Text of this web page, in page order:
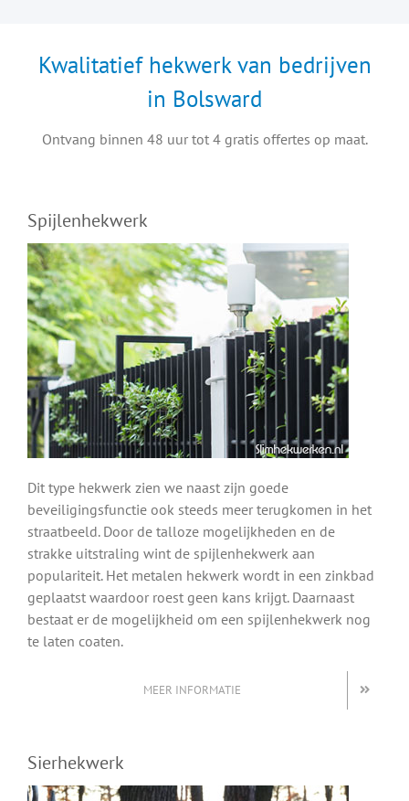
Kwalitatief hekwerk van bedrijven
in Bolsward
Ontvang binnen 48 uur tot 4 gratis offertes op maat.
Spijlenhekwerk
Dit type hekwerk zien we naast zijn goede
beveiligingsfunctie ook steeds meer terugkomen in het
straatbeeld. Door de talloze mogelijkheden en de
strakke uitstraling wint de spijlenhekwerk aan
populariteit. Het metalen hekwerk wordt in een zinkbad
geplaatst waardoor roest geen kans krijgt. Daarnaast
bestaat er de mogelijkheid om een spijlenhekwerk nog
te laten coaten.
MEER INFORMATIE
Sierhekwerk